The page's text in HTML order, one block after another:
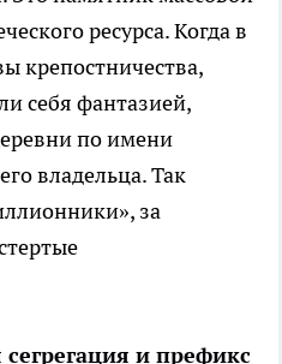
ресурса. Когда в
крепостничества,
себя фантазией,
по имени
владельца. Так
за
и префикс